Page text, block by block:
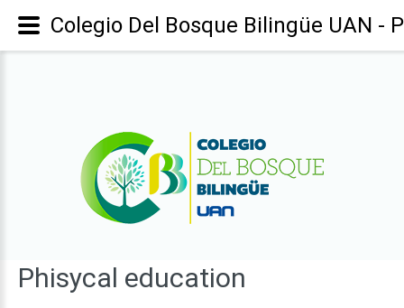
Phisycal education
Colegio Del Bosque Bilingüe UAN -